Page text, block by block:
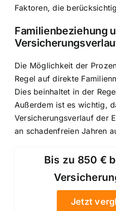
Faktoren, die
Familienbeziehung
Die Möglichkeit der
Regel auf direkte
Dies beinhaltet in der
Außerdem ist es wichtig,
Versicherungsverlauf der
an schadenfreien Jahren
Bis zu 850 €
Jetzt